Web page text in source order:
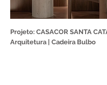
Projeto: CASACOR SANTA
Arquitetura | Cadeira Bulbo